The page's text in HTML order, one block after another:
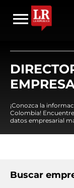
¡Conozca la
Colombia!
datos empresarial
Buscar